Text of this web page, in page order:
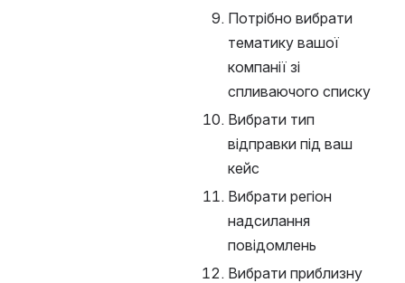
Потрібно вибрати
тематику вашої
компанії зі
спливаючого списку
Вибрати тип
відправки під ваш
кейс
Вибрати регіон
надсилання
повідомлень
Вибрати приблизну